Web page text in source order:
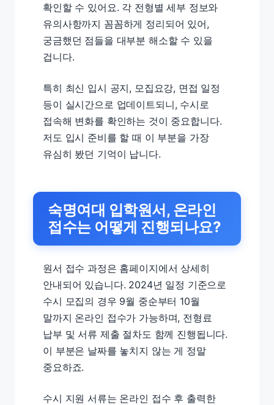
확인할 수 있어요. 각 전형별 세부 정보와
유의사항까지 꼼꼼하게 정리되어 있어,
궁금했던 점들을 대부분 해소할 수 있을
겁니다.
특히 최신 입시 공지, 모집요강, 면접 일정
등이 실시간으로 업데이트되니, 수시로
접속해 변화를 확인하는 것이 중요합니다.
저도 입시 준비를 할 때 이 부분을 가장
유심히 봤던 기억이 납니다.
숙명여대 입학원서, 온라인
접수는 어떻게 진행되나요?
원서 접수 과정은 홈페이지에서 상세히
안내되어 있습니다. 2024년 일정 기준으로
수시 모집의 경우 9월 중순부터 10월
말까지 온라인 접수가 가능하며, 전형료
납부 및 서류 제출 절차도 함께 진행됩니다.
이 부분은 날짜를 놓치지 않는 게 정말
중요하죠.
수시 지원 서류는 온라인 접수 후 출력한